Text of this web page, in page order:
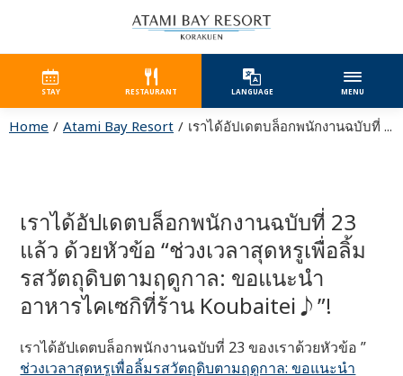
STAY RESTAURANT LANGUAGE MENU
Home Atami Bay Resort เราได้อัปเดตบล็อกพนักงานฉบับที่ ...
เราได้อัปเดตบล็อกพนักงานฉบับที่ 23
แล้ว ด้วยหัวข้อ “ช่วงเวลาสุดหรูเพื่อลิ้ม
รสวัตถุดิบตามฤดูกาล: ขอแนะนำ
อาหารไคเซกิที่ร้าน Koubaitei♪”!
เราได้อัปเดตบล็อกพนักงานฉบับที่ 23 ของเราด้วยหัวข้อ ”
ช่วงเวลาสุดหรูเพื่อลิ้มรสวัตถุดิบตามฤดูกาล: ขอแนะนำ